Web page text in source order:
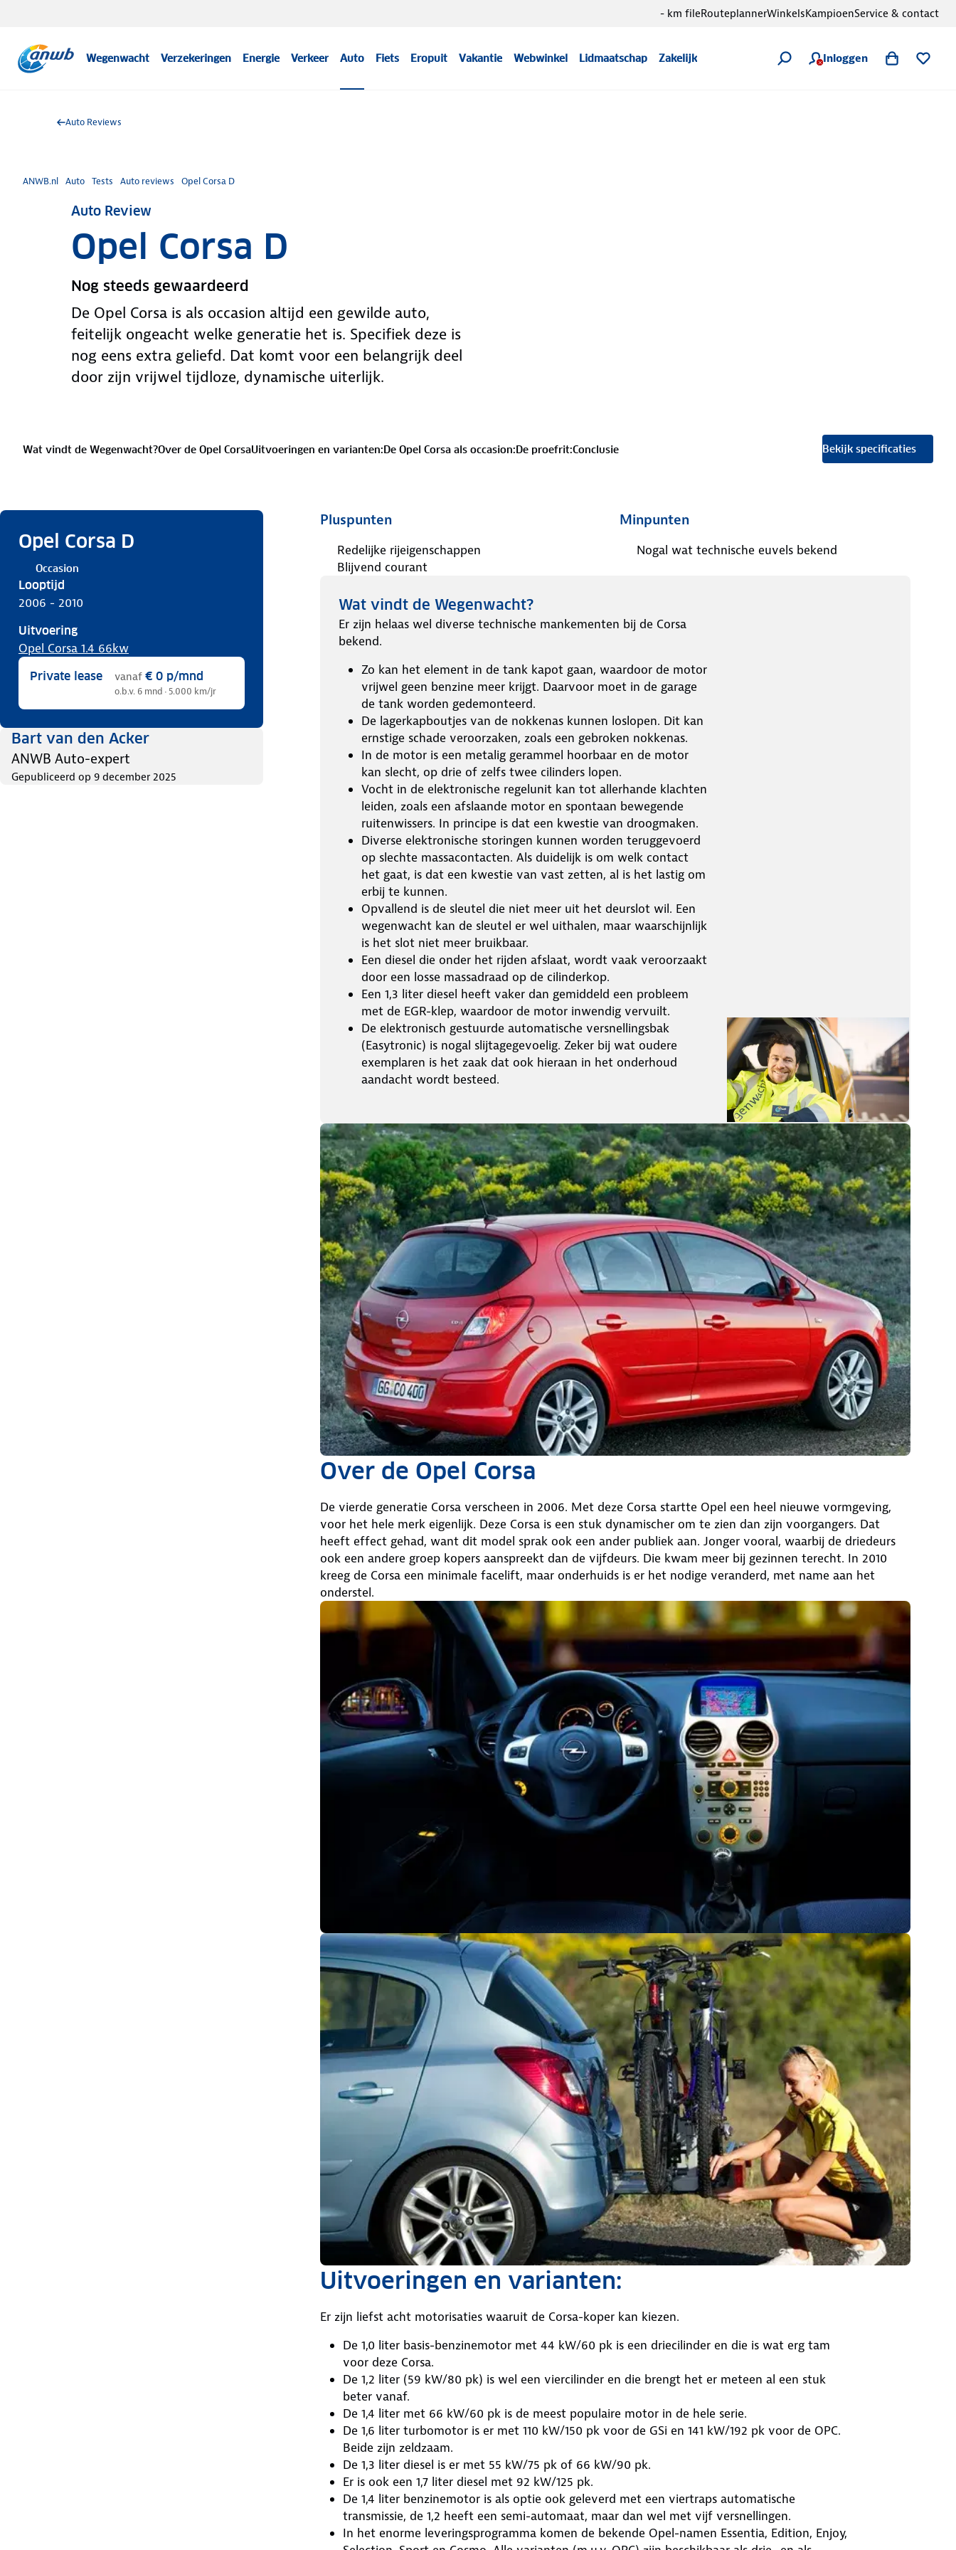
Wegenwacht Verzekeringen Energie Verkeer Auto Fiets Eropuit Vakantie Webwinkel Lidmaatschap Zakelijk Inloggen
- km fileRouteplannerWinkelsKampioenService & contact
Auto Reviews
ANWB.nl Auto Tests Auto reviews Opel Corsa D
Auto Review
Opel Corsa D
Nog steeds gewaardeerd
De Opel Corsa is als occasion altijd een gewilde auto,
feitelijk ongeacht welke generatie het is. Specifiek deze is
nog eens extra geliefd. Dat komt voor een belangrijk deel
door zijn vrijwel tijdloze, dynamische uiterlijk.
Wat vindt de Wegenwacht?Over de Opel CorsaUitvoeringen en varianten:De Opel Corsa als occasion:De proefrit:Conclusie Bekijk specificaties
Opel Corsa D
Occasion
Looptijd
2006 - 2010
Uitvoering
Opel Corsa 1.4 66kw
Private lease vanaf € 0 p/mnd
o.b.v. 6 mnd · 5.000 km/jr
Bart van den Acker
ANWB Auto-expert
Gepubliceerd op 9 december 2025
Pluspunten
Redelijke rijeigenschappen
Blijvend courant
Minpunten
Nogal wat technische euvels bekend
Wat vindt de Wegenwacht?
Er zijn helaas wel diverse technische mankementen bij de Corsa
bekend.
Zo kan het element in de tank kapot gaan, waardoor de motor
vrijwel geen benzine meer krijgt. Daarvoor moet in de garage
de tank worden gedemonteerd.
De lagerkapboutjes van de nokkenas kunnen loslopen. Dit kan
ernstige schade veroorzaken, zoals een gebroken nokkenas.
In de motor is een metalig gerammel hoorbaar en de motor
kan slecht, op drie of zelfs twee cilinders lopen.
Vocht in de elektronische regelunit kan tot allerhande klachten
leiden, zoals een afslaande motor en spontaan bewegende
ruitenwissers. In principe is dat een kwestie van droogmaken.
Diverse elektronische storingen kunnen worden teruggevoerd
op slechte massacontacten. Als duidelijk is om welk contact
het gaat, is dat een kwestie van vast zetten, al is het lastig om
erbij te kunnen.
Opvallend is de sleutel die niet meer uit het deurslot wil. Een
wegenwacht kan de sleutel er wel uithalen, maar waarschijnlijk
is het slot niet meer bruikbaar.
Een diesel die onder het rijden afslaat, wordt vaak veroorzaakt
door een losse massadraad op de cilinderkop.
Een 1,3 liter diesel heeft vaker dan gemiddeld een probleem
met de EGR-klep, waardoor de motor inwendig vervuilt.
De elektronisch gestuurde automatische versnellingsbak
(Easytronic) is nogal slijtagegevoelig. Zeker bij wat oudere
exemplaren is het zaak dat ook hieraan in het onderhoud
aandacht wordt besteed.
Over de Opel Corsa
De vierde generatie Corsa verscheen in 2006. Met deze Corsa startte Opel een heel nieuwe vormgeving,
voor het hele merk eigenlijk. Deze Corsa is een stuk dynamischer om te zien dan zijn voorgangers. Dat
heeft effect gehad, want dit model sprak ook een ander publiek aan. Jonger vooral, waarbij de driedeurs
ook een andere groep kopers aanspreekt dan de vijfdeurs. Die kwam meer bij gezinnen terecht. In 2010
kreeg de Corsa een minimale facelift, maar onderhuids is er het nodige veranderd, met name aan het
onderstel.
Uitvoeringen en varianten:
Er zijn liefst acht motorisaties waaruit de Corsa-koper kan kiezen.
De 1,0 liter basis-benzinemotor met 44 kW/60 pk is een driecilinder en die is wat erg tam
voor deze Corsa.
De 1,2 liter (59 kW/80 pk) is wel een viercilinder en die brengt het er meteen al een stuk
beter vanaf.
De 1,4 liter met 66 kW/60 pk is de meest populaire motor in de hele serie.
De 1,6 liter turbomotor is er met 110 kW/150 pk voor de GSi en 141 kW/192 pk voor de OPC.
Beide zijn zeldzaam.
De 1,3 liter diesel is er met 55 kW/75 pk of 66 kW/90 pk.
Er is ook een 1,7 liter diesel met 92 kW/125 pk.
De 1,4 liter benzinemotor is als optie ook geleverd met een viertraps automatische
transmissie, de 1,2 heeft een semi-automaat, maar dan wel met vijf versnellingen.
In het enorme leveringsprogramma komen de bekende Opel-namen Essentia, Edition, Enjoy,